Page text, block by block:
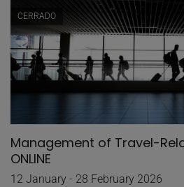
CERRADO
Management of Travel-
ONLINE
12 January - 28 February 2026